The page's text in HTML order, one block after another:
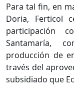
Para tal fin, en
Doria, Ferticol
participación
Santamaría,
producción de
través del
subsidiado que